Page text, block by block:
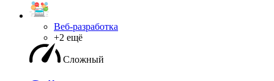
Веб-разработка
+2 ещё
Сложный